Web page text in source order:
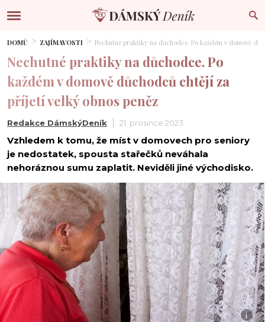
DOMŮ ZAJÍMAVOSTI Nechutné praktiky na důchodce. Po každém v domově
Nechutné praktiky na důchodce. Po
každém v domově důchodců chtějí za
příjetí velký obnos peněz
Redakce DámskýDeník 21. prosince 2023
Vzhledem k tomu, že míst v domovech pro seniory
je nedostatek, spousta stařečků neváhala
nehoráznou sumu zaplatit. Neviděli jiné východisko.
i